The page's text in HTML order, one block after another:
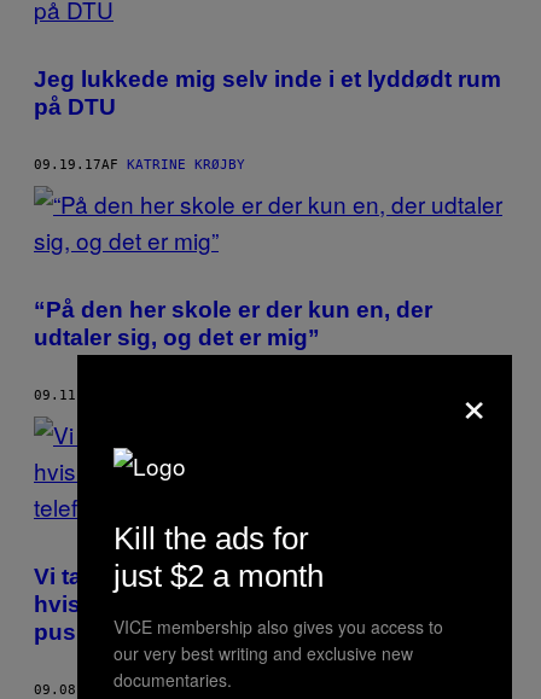
Jeg lukkede mig selv inde i et lyddødt rum
på DTU
09.19.17AF KATRINE KRØJBY
“På den her skole er der kun en, der
udtaler sig, og det er mig”
09.11.17
Vi talte med en advokat om, hvad der sker,
hvis politiet finder dit nummer på en
pushers telefon
09.08.17 AFKATRINE KRØJBY
×
Kill the ads for
just $2 a month
VICE membership also gives you access to
our very best writing and exclusive new
documentaries.